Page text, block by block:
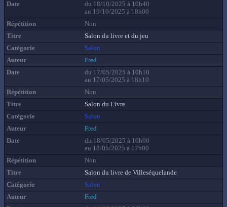
du 18/10/2025 à 10h40
au 19/10/2025 à 18h00
Non
Salon du livre et du jeu
Salon
Fred
du 17/05/2025 à 10h10
au 17/05/2025 à 18h10
Non
Salon du Livre
Salon
Fred
du 18/05/2025 à 10h00
au 18/05/2025 à 17h00
Non
Salon du livre de Villeséquelande
Salon
Fred